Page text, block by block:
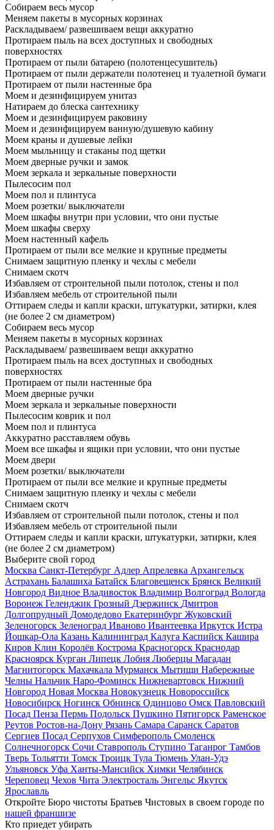
Собираем весь мусор
Меняем пакеты в мусорных корзинах
Раскладываем/ развешиваем вещи аккуратно
Протираем пыль на всех доступных и свободных
поверхностях
Протираем от пыли батарею (полотенцесушитель)
Протираем от пыли держатели полотенец и туалетной бумаги
Протираем от пыли настенные бра
Моем и дезинфицируем унитаз
Натираем до блеска сантехнику
Моем и дезинфицируем раковину
Моем и дезинфицируем ванную/душевую кабину
Моем краны и душевые лейки
Моем мыльницу и стаканы под щетки
Моем дверные ручки и замок
Моем зеркала и зеркальные поверхности
Пылесосим пол
Моем пол и плинтуса
Моем розетки/ выключатели
Моем шкафы внутри при условии, что они пустые
Моем шкафы сверху
Моем настенный кафель
Протираем от пыли все мелкие и крупные предметы
Снимаем защитную пленку и чехлы с мебели
Снимаем скотч
Избавляем от строительной пыли потолок, стены и пол
Избавляем мебель от строительной пыли
Оттираем следы и капли краски, штукатурки, затирки, клея
(не более 2 см диаметром)
Собираем весь мусор
Меняем пакеты в мусорных корзинах
Раскладываем/ развешиваем вещи аккуратно
Протираем пыль на всех доступных и свободных
поверхностях
Протираем от пыли настенные бра
Моем дверные ручки
Моем зеркала и зеркальные поверхности
Пылесосим коврик и пол
Моем пол и плинтуса
Аккуратно расставляем обувь
Моем все шкафы и ящики при условии, что они пустые
Моем двери
Моем розетки/ выключатели
Протираем от пыли все мелкие и крупные предметы
Снимаем защитную пленку и чехлы с мебели
Снимаем скотч
Избавляем от строительной пыли потолок, стены и пол
Избавляем мебель от строительной пыли
Оттираем следы и капли краски, штукатурки, затирки, клея
(не более 2 см диаметром)
Выберите свой город
Москва Санкт-Петербург Адлер Апрелевка Архангельск
Астрахань Балашиха Батайск Благовещенск Брянск Великий
Новгород Видное Владивосток Владимир Волгоград Вологда
Воронеж Геленджик Грозный Дзержинск Дмитров
Долгопрудный Домодедово Екатеринбург Жуковский
Зеленогорск Зеленоград Иваново Ивантеевка Иркутск Истра
Йошкар-Ола Казань Калининград Калуга Каспийск Кашира
Киров Клин Королёв Кострома Красногорск Краснодар
Красноярск Курган Липецк Лобня Люберцы Магадан
Магнитогорск Махачкала Мурманск Мытищи Набережные
Челны Нальчик Наро-Фоминск Нижневартовск Нижний
Новгород Новая Москва Новокузнецк Новороссийск
Новосибирск Ногинск Обнинск Одинцово Омск Павловский
Посад Пенза Пермь Подольск Пушкино Пятигорск Раменское
Реутов Ростов-на-Дону Рязань Самара Саранск Саратов
Сергиев Посад Серпухов Симферополь Смоленск
Солнечногорск Сочи Ставрополь Ступино Таганрог Тамбов
Тверь Тольятти Томск Троицк Тула Тюмень Улан-Удэ
Ульяновск Уфа Ханты-Мансийск Химки Челябинск
Череповец Чехов Чита Электросталь Энгельс Якутск
Ярославль
Откройте Бюро чистоты Братьев Чистовых в своем городе по
нашей франшизе
Кто приедет убирать